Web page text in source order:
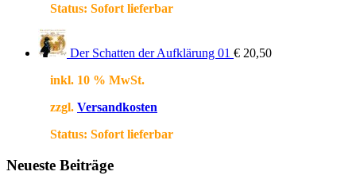
Status: Sofort lieferbar
Der Schatten der Aufklärung 01 € 20,50
inkl. 10 % MwSt.
zzgl. Versandkosten
Status: Sofort lieferbar
Neueste Beiträge